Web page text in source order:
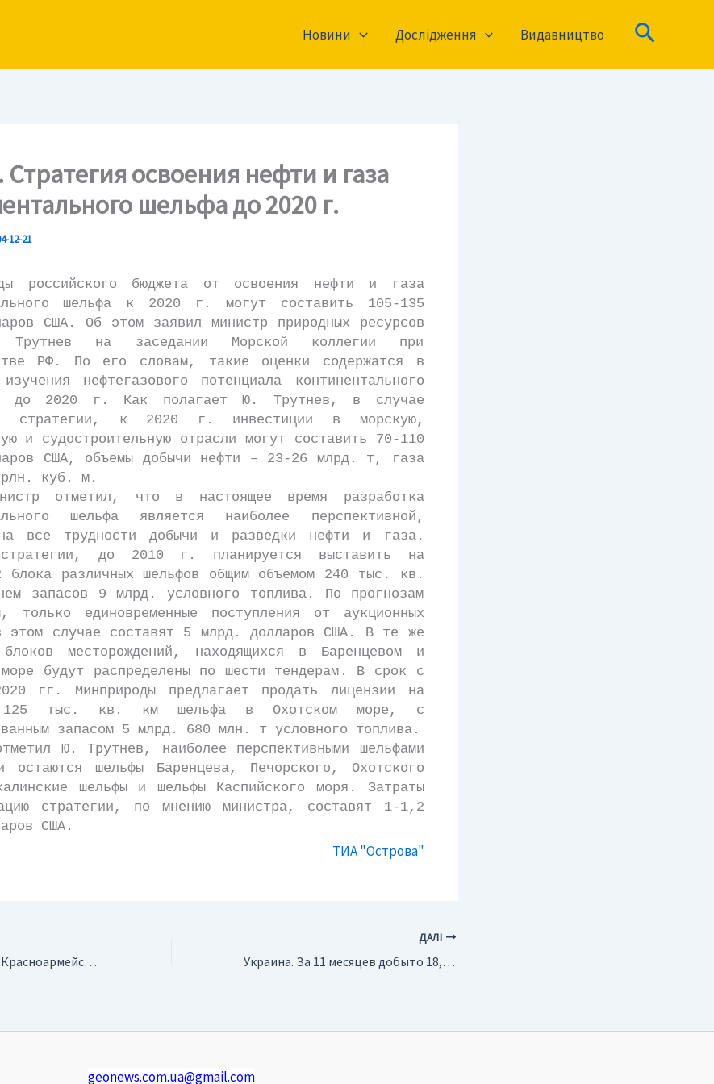
Новини Дослідження Видавництво Пошук
Стратегия освоения нефти и газа
шельфа до 2020 г.
12-21
бюджета от освоения нефти и газа
шельфа к 2020 г. могут составить 105-135
США. Об этом заявил министр природных ресурсов
на заседании Морской коллегии при
РФ. По его словам, такие оценки содержатся в
нефтегазового потенциала континентального
до 2020 г. Как полагает Ю. Трутнев, в случае
стратегии, к 2020 г. инвестиции в морскую,
и судостроительную отрасли могут составить 70-110
США, объемы добычи нефти – 23-26 млрд. т, газа
куб. м.
отметил, что в настоящее время разработка
шельфа является наиболее перспективной,
все трудности добычи и разведки нефти и газа.
стратегии, до 2010 г. планируется выставить на
блока различных шельфов общим объемом 240 тыс. кв.
запасов 9 млрд. условного топлива. По прогнозам
только единовременные поступления от аукционных
этом случае составят 5 млрд. долларов США. В те же
месторождений, находящихся в Баренцевом и
море будут распределены по шести тендерам. В срок с
гг. Минприроды предлагает продать лицензии на
125 тыс. кв. км шельфа в Охотском море, с
запасом 5 млрд. 680 млн. т условного топлива.
Ю. Трутнев, наиболее перспективными шельфами
остаются шельфы Баренцева, Печорского, Охотского
шельфы и шельфы Каспийского моря. Затраты
стратегии, по мнению министра, составят 1-1,2
США.
ТИА "Острова"
Украина. На шахте “Красноармейская-Западная” произошел взрыв метана
ДАЛІ
Украина. За 11 месяцев добыто 18,4 млрд. кубометров газа
geonews.com.ua@gmail.com